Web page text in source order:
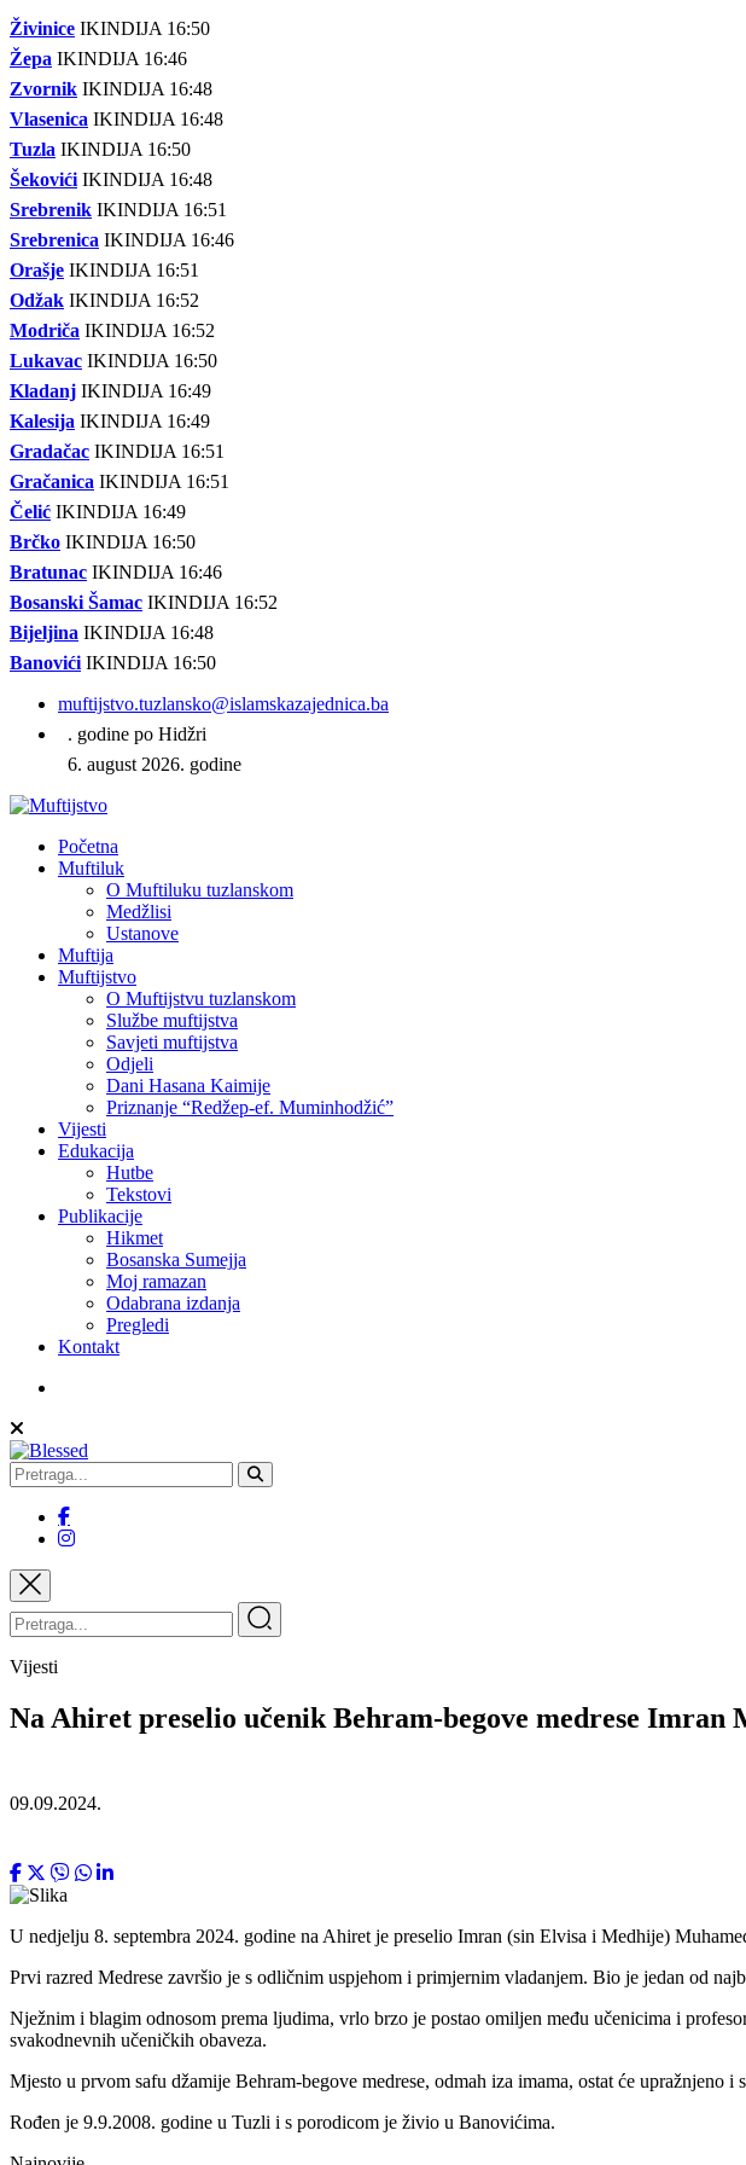
Živinice IKINDIJA 16:50
Žepa IKINDIJA 16:46
Zvornik IKINDIJA 16:48
Vlasenica IKINDIJA 16:48
Tuzla IKINDIJA 16:50
Šekovići IKINDIJA 16:48
Srebrenik IKINDIJA 16:51
Srebrenica IKINDIJA 16:46
Orašje IKINDIJA 16:51
Odžak IKINDIJA 16:52
Modriča IKINDIJA 16:52
Lukavac IKINDIJA 16:50
Kladanj IKINDIJA 16:49
Kalesija IKINDIJA 16:49
Gradačac IKINDIJA 16:51
Gračanica IKINDIJA 16:51
Čelić IKINDIJA 16:49
Brčko IKINDIJA 16:50
Bratunac IKINDIJA 16:46
Bosanski Šamac IKINDIJA 16:52
Bijeljina IKINDIJA 16:48
Banovići IKINDIJA 16:50
muftijstvo.tuzlansko@islamskazajednica.ba
. godine po Hidžri
6. august 2026. godine
Početna
Muftiluk
O Muftiluku tuzlanskom
Medžlisi
Ustanove
Muftija
Muftijstvo
O Muftijstvu tuzlanskom
Službe muftijstva
Savjeti muftijstva
Odjeli
Dani Hasana Kaimije
Priznanje “Redžep-ef. Muminhodžić”
Vijesti
Edukacija
Hutbe
Tekstovi
Publikacije
Hikmet
Bosanska Sumejja
Moj ramazan
Odabrana izdanja
Pregledi
Kontakt
Vijesti
Na Ahiret preselio učenik Behram-begove medrese Imran
09.09.2024.
U nedjelju 8. septembra 2024. godine na Ahiret je preselio Imran (sin Elvisa i Medhije)
Prvi razred Medrese završio je s odličnim uspjehom i primjernim vladanjem. Bio je jedan od
Nježnim i blagim odnosom prema ljudima, vrlo brzo je postao omiljen među učenicima i
svakodnevnih učeničkih obaveza.
Mjesto u prvom safu džamije Behram-begove medrese, odmah iza imama, ostat će upražnjeno
Rođen je 9.9.2008. godine u Tuzli i s porodicom je živio u Banovićima.